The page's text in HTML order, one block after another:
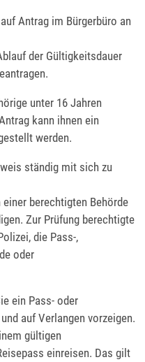
Antrag im Bürgerbüro an
der Gültigkeitsdauer
unter 16 Jahren
kann ihnen ein
werden.
ständig mit sich zu
berechtigten Behörde
Zur Prüfung berechtigte
die Pass-,
oder
ein Pass- oder
auf Verlangen vorzeigen.
gültigen
einreisen. Das gilt